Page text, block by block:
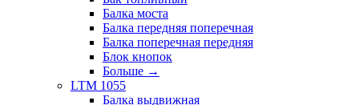
Балка моста
Балка передняя поперечная
Балка поперечная передняя
Блок кнопок
Больше →
LTM 1055
Балка выдвижная